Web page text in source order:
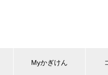
Myかぎけん